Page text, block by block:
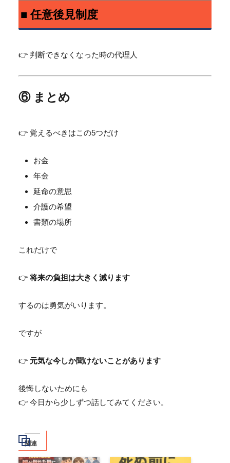
■ 任意後見制度
👉 判断できなくなった時の代理人
⑥ まとめ
👉 覚えるべきはこの5つだけ
お金
年金
延命の意思
介護の希望
書類の場所
これだけで
👉将来の負担は大きく減ります
するのは勇気がいります。
ですが
👉 元気な今しか聞けないことがあります
後悔しないためにも
👉 今日から少しずつ話してみてください。
関連